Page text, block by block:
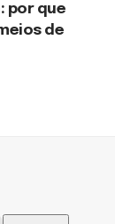
por que
de